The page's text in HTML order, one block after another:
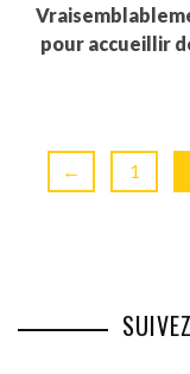
pour accueillir
← 1